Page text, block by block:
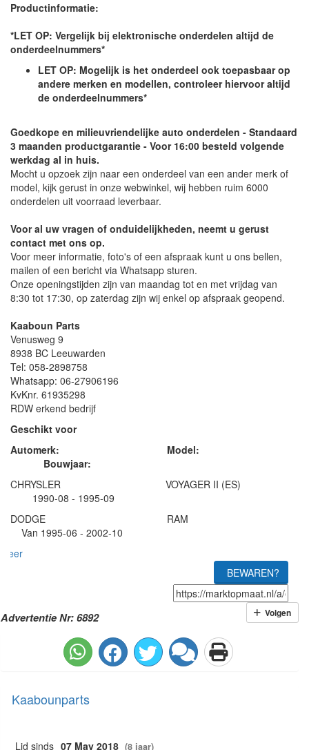
Productinformatie:
*LET OP: Vergelijk bij elektronische onderdelen altijd de
onderdeelnummers*
LET OP: Mogelijk is het onderdeel ook toepasbaar op
andere merken en modellen, controleer hiervoor altijd
de onderdeelnummers*
Goedkope en milieuvriendelijke auto onderdelen - Standaard
3 maanden productgarantie - Voor 16:00 besteld volgende
werkdag al in huis.
Mocht u opzoek zijn naar een onderdeel van een ander merk of
model, kijk gerust in onze webwinkel, wij hebben ruim 6000
onderdelen uit voorraad leverbaar.
Voor al uw vragen of onduidelijkheden, neemt u gerust
contact met ons op.
Voor meer informatie, foto's of een afspraak kunt u ons bellen,
mailen of een bericht via Whatsapp sturen.
Onze openingstijden zijn van maandag tot en met vrijdag van
8:30 tot 17:30, op zaterdag zijn wij enkel op afspraak geopend.
Kaaboun Parts
Venusweg 9
8938 BC Leeuwarden
Tel: 058-2898758
Whatsapp: 06-27906196
KvKnr. 61935298
RDW erkend bedrijf
Geschikt voor
Automerk: Model:
Bouwjaar:
CHRYSLER VOYAGER II (ES)
1990-08 - 1995-09
DODGE RAM
Van 1995-06 - 2002-10
meer
BEWAREN?
Advertentie Nr: 6892 Volgen
Kaabounparts
Lid sinds 07 May 2018 (8 jaar)